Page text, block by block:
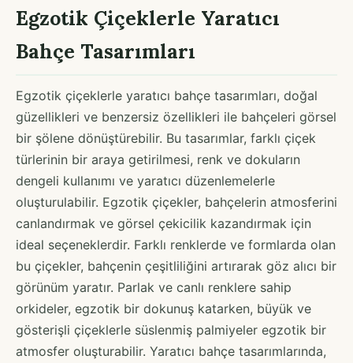
Egzotik Çiçeklerle Yaratıcı
Bahçe Tasarımları
Egzotik çiçeklerle yaratıcı bahçe tasarımları, doğal
güzellikleri ve benzersiz özellikleri ile bahçeleri görsel
bir şölene dönüştürebilir. Bu tasarımlar, farklı çiçek
türlerinin bir araya getirilmesi, renk ve dokuların
dengeli kullanımı ve yaratıcı düzenlemelerle
oluşturulabilir. Egzotik çiçekler, bahçelerin atmosferini
canlandırmak ve görsel çekicilik kazandırmak için
ideal seçeneklerdir. Farklı renklerde ve formlarda olan
bu çiçekler, bahçenin çeşitliliğini artırarak göz alıcı bir
görünüm yaratır. Parlak ve canlı renklere sahip
orkideler, egzotik bir dokunuş katarken, büyük ve
gösterişli çiçeklerle süslenmiş palmiyeler egzotik bir
atmosfer oluşturabilir. Yaratıcı bahçe tasarımlarında,